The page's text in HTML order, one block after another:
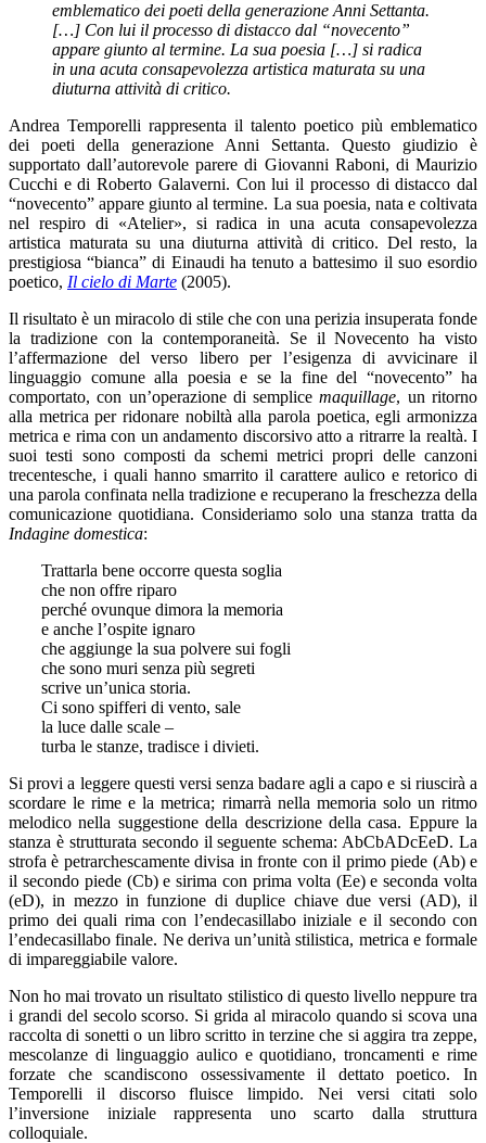
emblematico dei poeti della generazione Anni Settanta.
[…] Con lui il processo di distacco dal “novecento”
appare giunto al termine. La sua poesia […] si radica
in una acuta consapevolezza artistica maturata su una
diuturna attività di critico.
Andrea Temporelli rappresenta il talento poetico più emblematico
dei poeti della generazione Anni Settanta. Questo giudizio è
supportato dall’autorevole parere di Giovanni Raboni, di Maurizio
Cucchi e di Roberto Galaverni. Con lui il processo di distacco dal
“novecento” appare giunto al termine. La sua poesia, nata e coltivata
nel respiro di «Atelier», si radica in una acuta consapevolezza
artistica maturata su una diuturna attività di critico. Del resto, la
prestigiosa “bianca” di Einaudi ha tenuto a battesimo il suo esordio
poetico, Il cielo di Marte (2005).
Il risultato è un miracolo di stile che con una perizia insuperata fonde
la tradizione con la contemporaneità. Se il Novecento ha visto
l’affermazione del verso libero per l’esigenza di avvicinare il
linguaggio comune alla poesia e se la fine del “novecento” ha
comportato, con un’operazione di semplicemaquillage, un ritorno
alla metrica per ridonare nobiltà alla parola poetica, egli armonizza
metrica e rima con un andamento discorsivo atto a ritrarre la realtà. I
suoi testi sono composti da schemi metrici propri delle canzoni
trecentesche, i quali hanno smarrito il carattere aulico e retorico di
una parola confinata nella tradizione e recuperano la freschezza della
comunicazione quotidiana. Consideriamo solo una stanza tratta da
Indagine domestica:
Trattarla bene occorre questa soglia
che non offre riparo
perché ovunque dimora la memoria
e anche l’ospite ignaro
che aggiunge la sua polvere sui fogli
che sono muri senza più segreti
scrive un’unica storia.
Ci sono spifferi di vento, sale
la luce dalle scale –
turba le stanze, tradisce i divieti.
Si provi a leggere questi versi senza badare agli a capo e si riuscirà a
scordare le rime e la metrica; rimarrà nella memoria solo un ritmo
melodico nella suggestione della descrizione della casa. Eppure la
stanza è strutturata secondo il seguente schema: AbCbADcEeD. La
strofa è petrarchescamente divisa in fronte con il primo piede (Ab) e
il secondo piede (Cb) e sirima con prima volta (Ee) e seconda volta
(eD), in mezzo in funzione di duplice chiave due versi (AD), il
primo dei quali rima con l’endecasillabo iniziale e il secondo con
l’endecasillabo finale. Ne deriva un’unità stilistica, metrica e formale
di impareggiabile valore.
Non ho mai trovato un risultato stilistico di questo livello neppure tra
i grandi del secolo scorso. Si grida al miracolo quando si scova una
raccolta di sonetti o un libro scritto in terzine che si aggira tra zeppe,
mescolanze di linguaggio aulico e quotidiano, troncamenti e rime
forzate che scandiscono ossessivamente il dettato poetico. In
Temporelli il discorso fluisce limpido. Nei versi citati solo
l’inversione iniziale rappresenta uno scarto dalla struttura
colloquiale.